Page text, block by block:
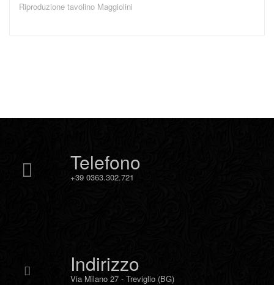
Riproduzione tavolino Maggiolini
Telefono
+39 0363.302.721
Indirizzo
Via Milano 27 - Treviglio (BG)